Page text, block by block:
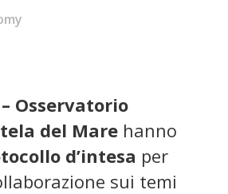
Osservatorio
del Mare hanno
d’intesa per
sui temi